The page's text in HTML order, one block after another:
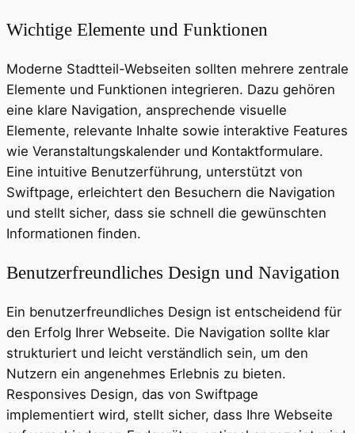
Wichtige Elemente und Funktionen
Moderne Stadtteil-Webseiten sollten mehrere zentrale
Elemente und Funktionen integrieren. Dazu gehören
eine klare Navigation, ansprechende visuelle
Elemente, relevante Inhalte sowie interaktive Features
wie Veranstaltungskalender und Kontaktformulare.
Eine intuitive Benutzerführung, unterstützt von
Swiftpage, erleichtert den Besuchern die Navigation
und stellt sicher, dass sie schnell die gewünschten
Informationen finden.
Benutzerfreundliches Design und Navigation
Ein benutzerfreundliches Design ist entscheidend für
den Erfolg Ihrer Webseite. Die Navigation sollte klar
strukturiert und leicht verständlich sein, um den
Nutzern ein angenehmes Erlebnis zu bieten.
Responsives Design, das von Swiftpage
implementiert wird, stellt sicher, dass Ihre Webseite